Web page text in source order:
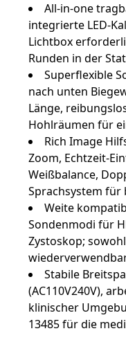
All-in-one
integrierte LED-
Lichtbox
Runden in der
Superflexible
nach unten
Länge,
Hohlräumen für
Rich Image
Zoom, Echtzeit-
Weißbalance,
Sprachsystem für
Weite
Sondenmodi für
Zystoskop;
Stabile
(AC110V240V),
klinischer
13485 für die